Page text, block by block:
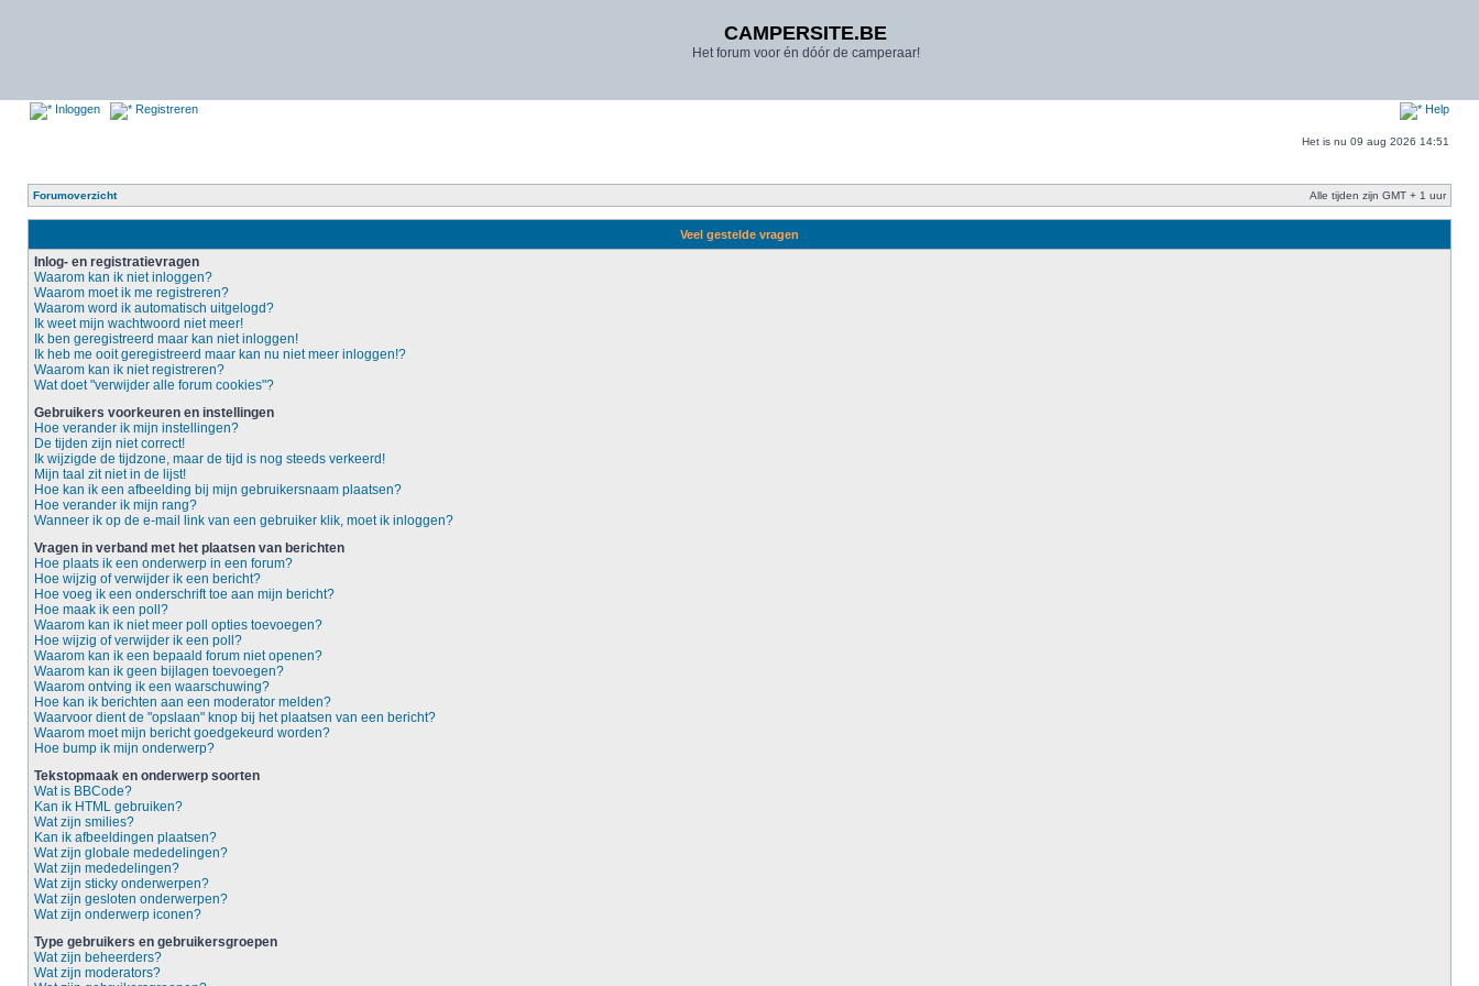
CAMPERSITE.BE
Het forum voor én dóór de camperaar!
Inloggen Registreren Help
Het is nu 09 aug 2026 14:51
Forumoverzicht Alle tijden zijn GMT + 1 uur
Veel gestelde vragen
Inlog- en registratievragen
Waarom kan ik niet inloggen?
Waarom moet ik me registreren?
Waarom word ik automatisch uitgelogd?
Ik weet mijn wachtwoord niet meer!
Ik ben geregistreerd maar kan niet inloggen!
Ik heb me ooit geregistreerd maar kan nu niet meer inloggen!?
Waarom kan ik niet registreren?
Wat doet "verwijder alle forum cookies"?
Gebruikers voorkeuren en instellingen
Hoe verander ik mijn instellingen?
De tijden zijn niet correct!
Ik wijzigde de tijdzone, maar de tijd is nog steeds verkeerd!
Mijn taal zit niet in de lijst!
Hoe kan ik een afbeelding bij mijn gebruikersnaam plaatsen?
Hoe verander ik mijn rang?
Wanneer ik op de e-mail link van een gebruiker klik, moet ik inloggen?
Vragen in verband met het plaatsen van berichten
Hoe plaats ik een onderwerp in een forum?
Hoe wijzig of verwijder ik een bericht?
Hoe voeg ik een onderschrift toe aan mijn bericht?
Hoe maak ik een poll?
Waarom kan ik niet meer poll opties toevoegen?
Hoe wijzig of verwijder ik een poll?
Waarom kan ik een bepaald forum niet openen?
Waarom kan ik geen bijlagen toevoegen?
Waarom ontving ik een waarschuwing?
Hoe kan ik berichten aan een moderator melden?
Waarvoor dient de "opslaan" knop bij het plaatsen van een bericht?
Waarom moet mijn bericht goedgekeurd worden?
Hoe bump ik mijn onderwerp?
Tekstopmaak en onderwerp soorten
Wat is BBCode?
Kan ik HTML gebruiken?
Wat zijn smilies?
Kan ik afbeeldingen plaatsen?
Wat zijn globale mededelingen?
Wat zijn mededelingen?
Wat zijn sticky onderwerpen?
Wat zijn gesloten onderwerpen?
Wat zijn onderwerp iconen?
Type gebruikers en gebruikersgroepen
Wat zijn beheerders?
Wat zijn moderators?